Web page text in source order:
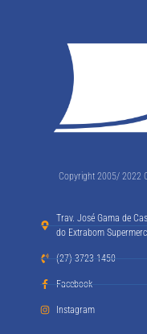
Copyright 2005/ 2022
Trav. José Gama de
do Extrabom
(27) 3723-1450
Facebook
Instagram